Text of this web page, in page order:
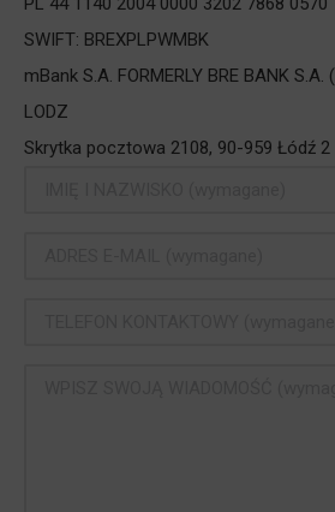
SWIFT: BREXPLPWMBK
mBank S.A. FORMERLY BRE BANK S.A.
LODZ
Skrytka pocztowa 2108, 90-959 Łódź 2